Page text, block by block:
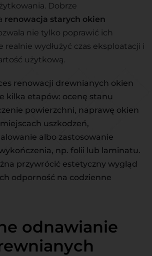
Dobrze
renowacja starych okien
nie tylko poprawić ich
realnie wydłużyć czas eksploatacji i
użytkową.
renowacji drewnianych okien
kilka etapów: ocenę stanu
powierzchni, naprawę okien
uszkodzeń,
albo zastosowanie
np. folii lub laminatu.
przywrócić estetyczny wygląd
odporność na codzienne
odnawianie